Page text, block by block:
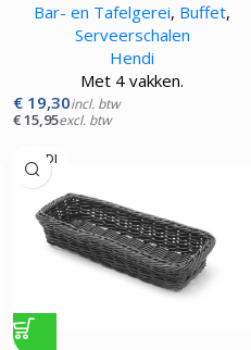
Bar- en Tafelgerei, Buffet,
Serveerschalen
Hendi
Met 4 vakken.
€ 19,30incl. btw
€15,95excl. btw
HENDI